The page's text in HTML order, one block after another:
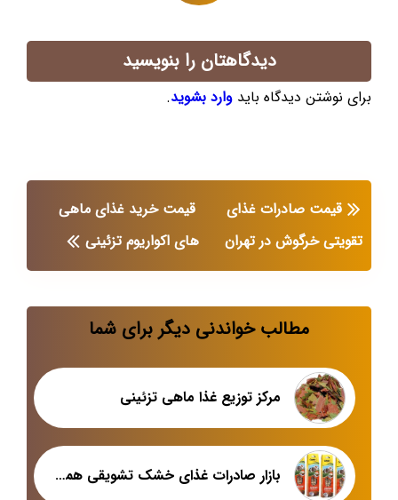
دیدگاهتان را بنویسید
برای نوشتن دیدگاه باید وارد بشوید.
قیمت صادرات غذای
تقویتی خرگوش در تهران
قیمت خرید غذای ماهی
های اکواریوم تزئینی
مطالب خواندنی دیگر برای شما
مرکز توزیع غذا ماهی تزئینی
بازار صادرات غذای خشک تشویقی همستر